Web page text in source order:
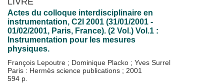
Actes du colloque interdisciplinaire en
instrumentation, C2I 2001 (31/01/2001 -
01/02/2001, Paris, France). (2 Vol.) Vol.1 :
Instrumentation pour les mesures
physiques.
François Lepoutre ; Dominique Placko ; Yves Surrel
Paris : Hermès science publications ; 2001
594 p.